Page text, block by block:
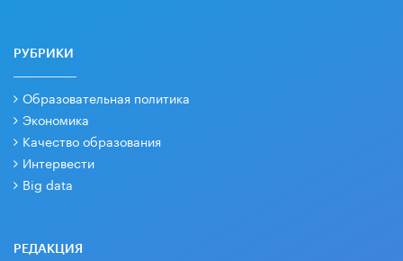
РУБРИКИ
Образовательная политика
Экономика
Качество образования
Интервести
Big data
РЕДАКЦИЯ